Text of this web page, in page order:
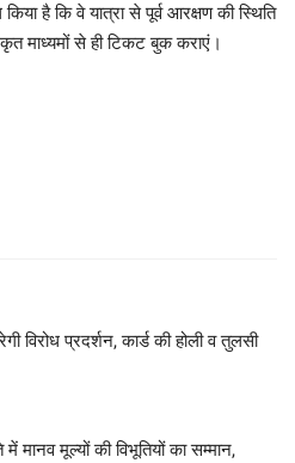
है कि वे यात्रा से पूर्व आरक्षण की स्थिति
माध्यमों से ही टिकट बुक कराएं।
विरोध प्रदर्शन, कार्ड की होली व तुलसी
मानव मूल्यों की विभूतियों का सम्मान,